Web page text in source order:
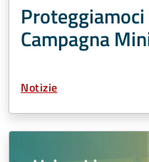
Campagna
Tipo Contenuto:
Notizie